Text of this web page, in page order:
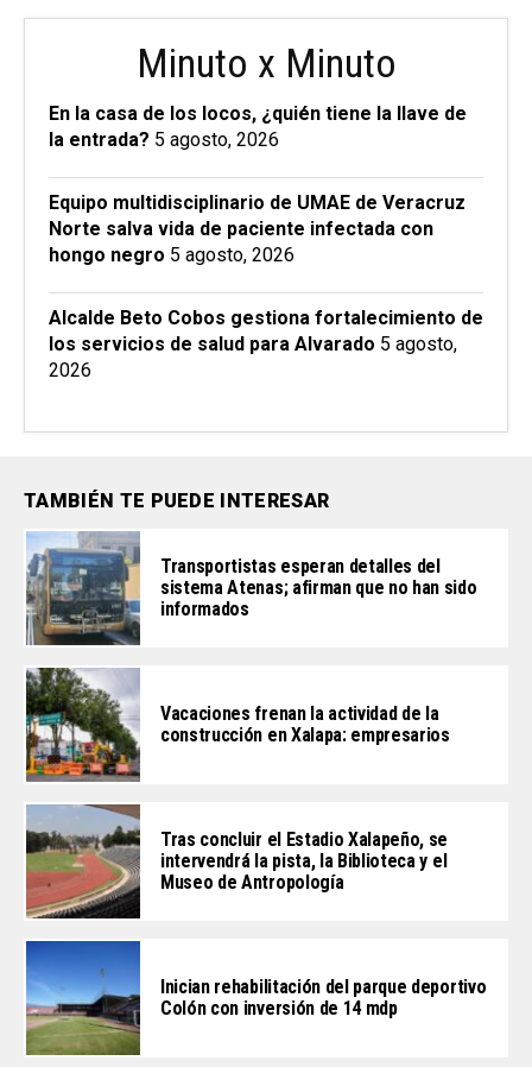
Minuto x Minuto
En la casa de los locos, ¿quién tiene la llave de
la entrada? 5 agosto, 2026
Equipo multidisciplinario de UMAE de Veracruz
Norte salva vida de paciente infectada con
hongo negro 5 agosto, 2026
Alcalde Beto Cobos gestiona fortalecimiento de
los servicios de salud para Alvarado 5 agosto,
2026
TAMBIÉN TE PUEDE INTERESAR
Transportistas esperan detalles del
sistema Atenas; afirman que no han sido
informados
Vacaciones frenan la actividad de la
construcción en Xalapa: empresarios
Tras concluir el Estadio Xalapeño, se
intervendrá la pista, la Biblioteca y el
Museo de Antropología
Inician rehabilitación del parque deportivo
Colón con inversión de 14 mdp